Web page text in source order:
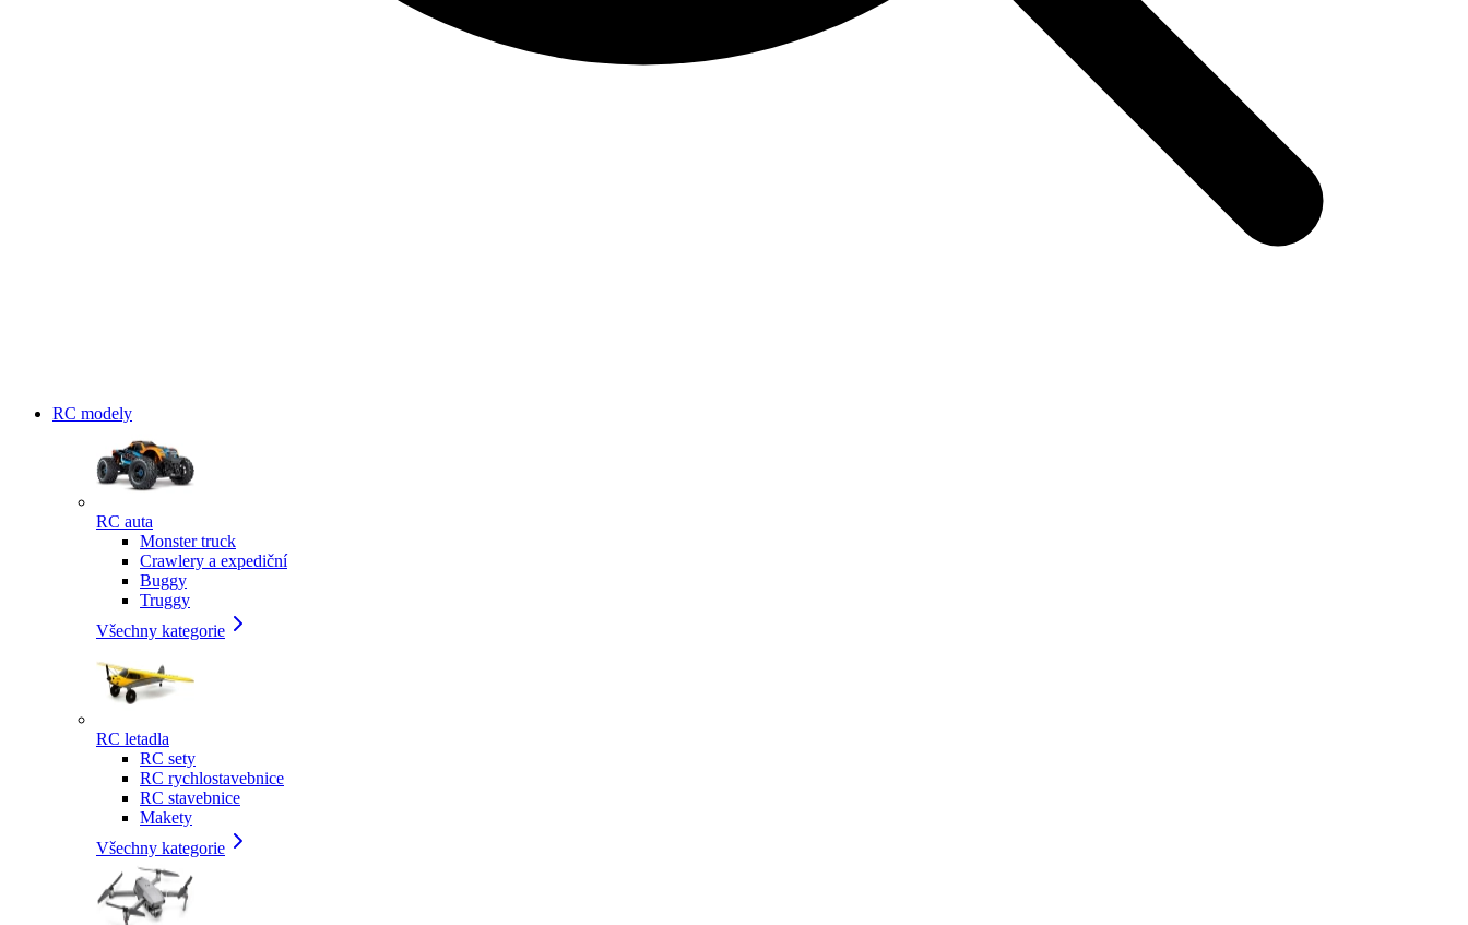
RC modely
RC auta
Monster truck
Crawlery a expediční
Buggy
Truggy
Všechny kategorie
RC letadla
RC sety
RC rychlostavebnice
RC stavebnice
Makety
Všechny kategorie